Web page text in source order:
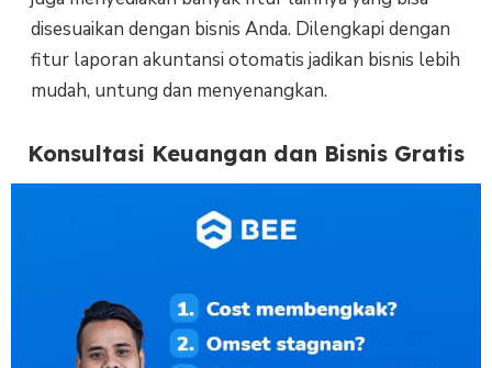
disesuaikan dengan bisnis Anda. Dilengkapi dengan
fitur laporan akuntansi otomatis jadikan bisnis lebih
mudah, untung dan menyenangkan.
Konsultasi Keuangan dan Bisnis Gratis